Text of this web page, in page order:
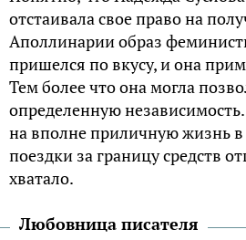
отстаивала свое право на
Аполлинарии образ
пришелся по вкусу, и она
Тем более что она могла
определенную
на вполне приличную жизнь в
поездки за границу средств
хватало.
Любовница писателя